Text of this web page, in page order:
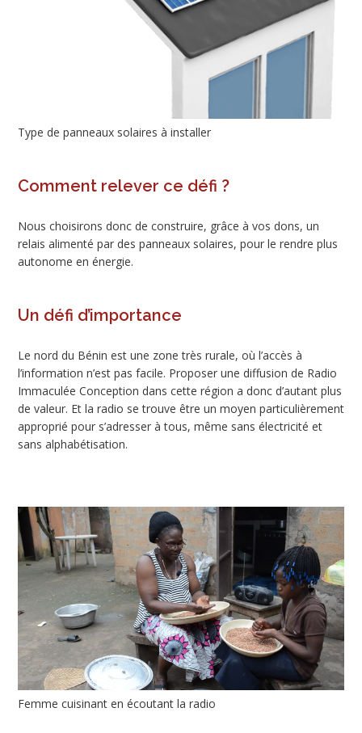
Type de panneaux solaires à installer
Comment relever ce défi ?
Nous choisirons donc de construire, grâce à vos dons, un
relais alimenté par des panneaux solaires, pour le rendre plus
autonome en énergie.
Un défi d’importance
Le nord du Bénin est une zone très rurale, où l’accès à
l’information n’est pas facile. Proposer une diffusion de Radio
Immaculée Conception dans cette région a donc d’autant plus
de valeur. Et la radio se trouve être un moyen particulièrement
approprié pour s’adresser à tous, même sans électricité et
sans alphabétisation.
Femme cuisinant en écoutant la radio